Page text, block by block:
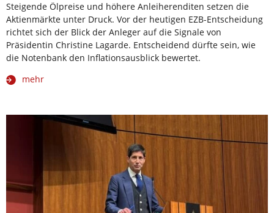
Steigende Ölpreise und höhere Anleiherenditen setzen die
Aktienmärkte unter Druck. Vor der heutigen EZB-Entscheidung
richtet sich der Blick der Anleger auf die Signale von
Präsidentin Christine Lagarde. Entscheidend dürfte sein, wie
die Notenbank den Inflationsausblick bewertet.
mehr